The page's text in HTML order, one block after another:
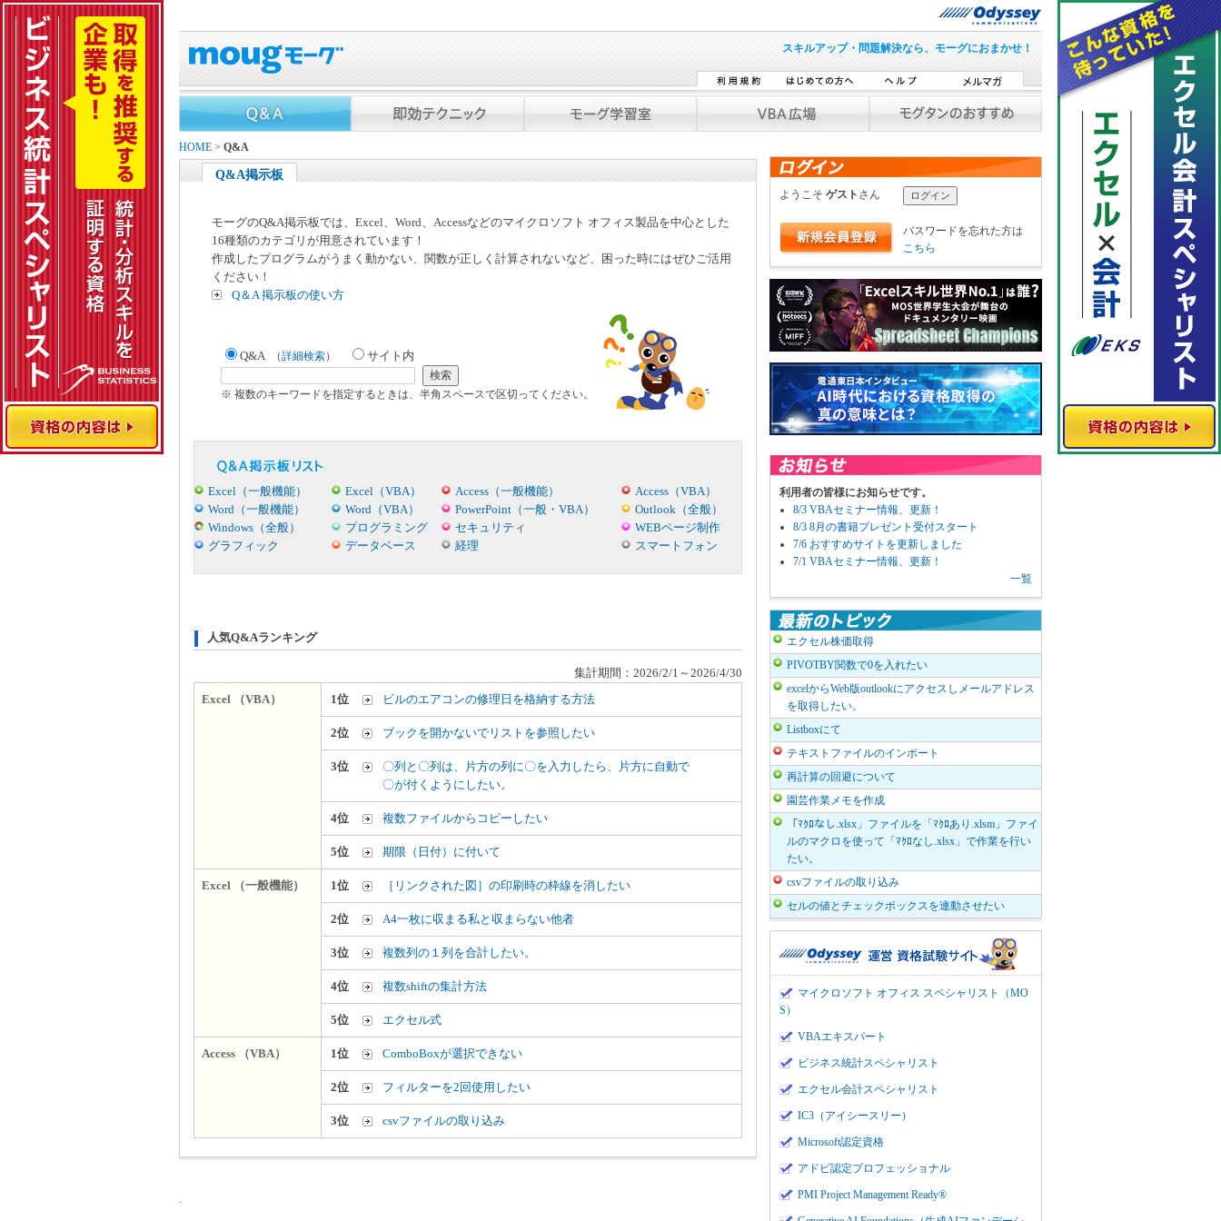
スキルアップ・問題解決なら、モーグにおまかせ！
HOME > Q&A
Q&A掲示板
モーグのQ&A掲示板では、Excel、Word、Accessなどのマイクロソフト オフィス製品を中心とした
16種類のカテゴリが用意されています！
作成したプログラムがうまく動かない、関数が正しく計算されないなど、困った時にはぜひご活用
ください！
Q＆A 掲示板の使い方
Q&A （詳細検索） サイト内
※ 複数のキーワードを指定するときは、半角スペースで区切ってください。
Excel（一般機能） Excel（VBA） Access（一般機能）
Access（VBA）
Word（一般機能）
Word（VBA） PowerPoint（一般・VBA）
Outlook（全般）
Windows（全般）
プログラミング セキュリティ
WEBページ制作
グラフィック
データベース 経理 スマートフォン
人気Q&Aランキング
集計期間：2026/2/1～2026/4/30
Excel （VBA）
1位 ビルのエアコンの修理日を格納する方法
2位 ブックを開かないでリストを参照したい
3位
〇列と〇列は、片方の列に〇を入力したら、片方に自動で
〇が付くようにしたい。
4位 複数ファイルからコピーしたい
5位 期限（日付）に付いて
Excel （一般機能） 1位 ［リンクされた図］の印刷時の枠線を消したい
2位 A4一枚に収まる私と収まらない他者
3位 複数列の１列を合計したい。
4位 複数shiftの集計方法
5位 エクセル式
Access （VBA） 1位 ComboBoxが選択できない
2位 フィルターを2回使用したい
3位 csvファイルの取り込み
ようこそ ゲスト さん
パスワードを忘れた方は
こちら
利用者の皆様にお知らせです。
8/3 VBAセミナー情報、更新！
8/3 8月の書籍プレゼント受付スタート
7/6 おすすめサイトを更新しました
7/1 VBAセミナー情報、更新！
一覧
エクセル株価取得
PIVOTBY関数で0を入れたい
excelからWeb版outlookにアクセスしメールアドレス
を取得したい。
Listboxにて
テキストファイルのインポート
再計算の回避について
園芸作業メモを作成
「ﾏｸﾛなし.xlsx」ファイルを「ﾏｸﾛあり.xlsm」ファイ
ルのマクロを使って「ﾏｸﾛなし.xlsx」で作業を行い
たい。
csvファイルの取り込み
セルの値とチェックボックスを連動させたい
マイクロソフト オフィス スペシャリスト（MO
S）
VBAエキスパート
ビジネス統計スペシャリスト
エクセル会計スペシャリスト
IC3（アイシースリー）
Microsoft認定資格
アドビ認定プロフェッショナル
PMI Project Management Ready®